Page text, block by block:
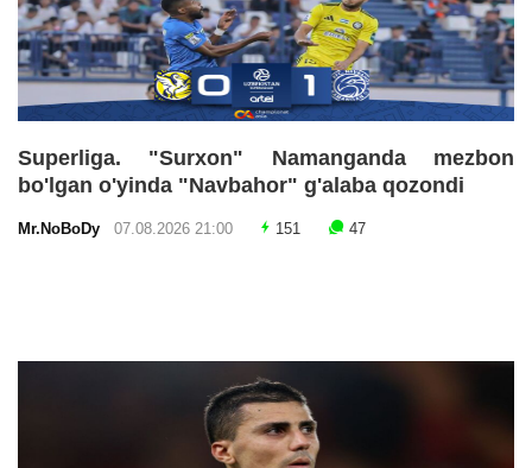
Superliga. "Surxon" Namanganda mezbon
bo'lgan o'yinda "Navbahor" g'alaba qozondi
Mr.NoBoDy 07.08.2026 21:00 151 47